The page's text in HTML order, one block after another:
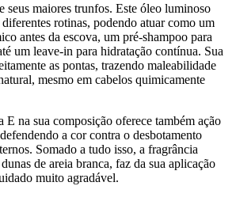
seus maiores trunfos. Este óleo luminoso
rotinas, podendo atuar como um
antes da escova, um pré-shampoo para
um leave-in para hidratação contínua. Sua
as pontas, trazendo maleabilidade
mesmo em cabelos quimicamente
na sua composição oferece também ação
a cor contra o desbotamento
Somado a tudo isso, a fragrância
de areia branca, faz da sua aplicação
muito agradável.